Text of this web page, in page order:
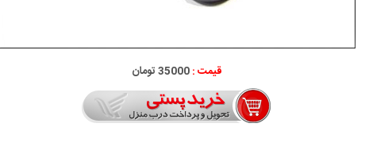
قیمت :35000 تومان